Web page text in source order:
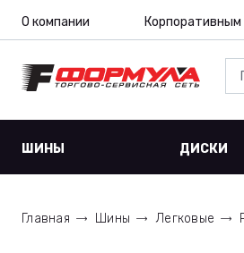
О компании Корпоративным
ШИНЫ ДИСКИ
Главная Шины Легковые